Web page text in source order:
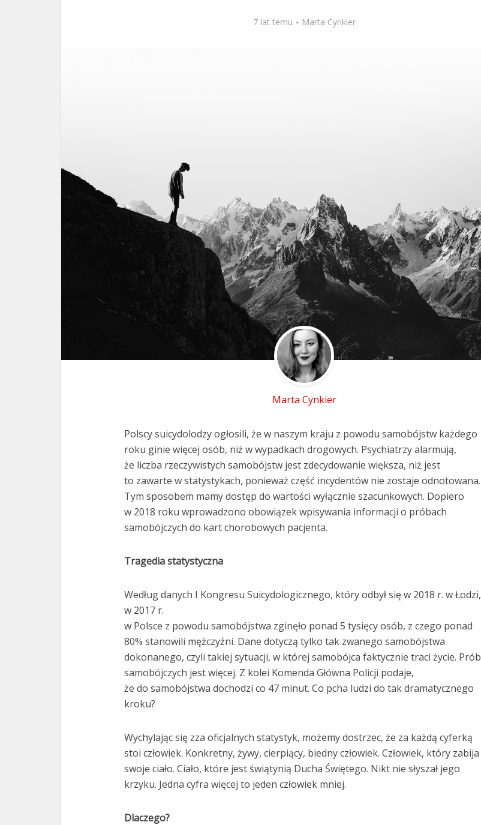
7 lat temu Marta Cynkier
Marta Cynkier
Polscy suicydolodzy ogłosili, że w naszym kraju z powodu samobójstw każdego
roku ginie więcej osób, niż w wypadkach drogowych. Psychiatrzy alarmują,
że liczba rzeczywistych samobójstw jest zdecydowanie większa, niż jest
to zawarte w statystykach, ponieważ część incydentów nie zostaje odnotowana.
Tym sposobem mamy dostęp do wartości wyłącznie szacunkowych. Dopiero
w 2018 roku wprowadzono obowiązek wpisywania informacji o próbach
samobójczych do kart chorobowych pacjenta.
Tragedia statystyczna
Według danych I Kongresu Suicydologicznego, który odbył się w 2018 r. w Łodzi,
w 2017 r.
w Polsce z powodu samobójstwa zginęło ponad 5 tysięcy osób, z czego ponad
80% stanowili mężczyźni. Dane dotyczą tylko tak zwanego samobójstwa
dokonanego, czyli takiej sytuacji, w której samobójca faktycznie traci życie. Prób
samobójczych jest więcej. Z kolei Komenda Główna Policji podaje,
że do samobójstwa dochodzi co 47 minut. Co pcha ludzi do tak dramatycznego
kroku?
Wychylając się zza oficjalnych statystyk, możemy dostrzec, że za każdą cyferką
stoi człowiek. Konkretny, żywy, cierpiący, biedny człowiek. Człowiek, który zabija
swoje ciało. Ciało, które jest świątynią Ducha Świętego. Nikt nie słyszał jego
krzyku. Jedna cyfra więcej to jeden człowiek mniej.
Dlaczego?